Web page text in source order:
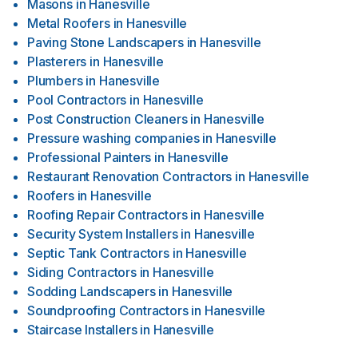
Masons in Hanesville
Metal Roofers in Hanesville
Paving Stone Landscapers in Hanesville
Plasterers in Hanesville
Plumbers in Hanesville
Pool Contractors in Hanesville
Post Construction Cleaners in Hanesville
Pressure washing companies in Hanesville
Professional Painters in Hanesville
Restaurant Renovation Contractors in Hanesville
Roofers in Hanesville
Roofing Repair Contractors in Hanesville
Security System Installers in Hanesville
Septic Tank Contractors in Hanesville
Siding Contractors in Hanesville
Sodding Landscapers in Hanesville
Soundproofing Contractors in Hanesville
Staircase Installers in Hanesville